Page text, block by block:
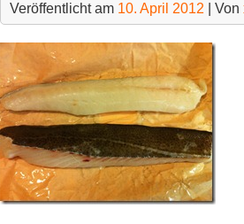
Veröffentlicht am 10. April 2012 | Von